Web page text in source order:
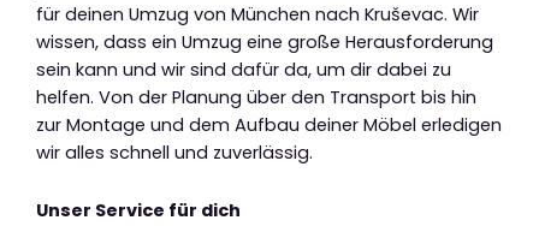
für deinen Umzug von München nach Kruševac. Wir
wissen, dass ein Umzug eine große Herausforderung
sein kann und wir sind dafür da, um dir dabei zu
helfen. Von der Planung über den Transport bis hin
zur Montage und dem Aufbau deiner Möbel erledigen
wir alles schnell und zuverlässig.
Unser Service für dich